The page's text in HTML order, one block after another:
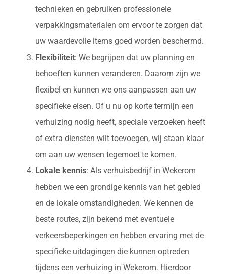
technieken en gebruiken professionele
verpakkingsmaterialen om ervoor te zorgen dat
uw waardevolle items goed worden beschermd.
Flexibiliteit: We begrijpen dat uw planning en
behoeften kunnen veranderen. Daarom zijn we
flexibel en kunnen we ons aanpassen aan uw
specifieke eisen. Of u nu op korte termijn een
verhuizing nodig heeft, speciale verzoeken heeft
of extra diensten wilt toevoegen, wij staan klaar
om aan uw wensen tegemoet te komen.
Lokale kennis: Als verhuisbedrijf in Wekerom
hebben we een grondige kennis van het gebied
en de lokale omstandigheden. We kennen de
beste routes, zijn bekend met eventuele
verkeersbeperkingen en hebben ervaring met de
specifieke uitdagingen die kunnen optreden
tijdens een verhuizing in Wekerom. Hierdoor